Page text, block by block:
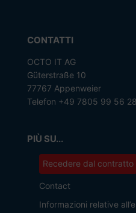
CONTATTI
OCTO IT AG
Güterstraße 10
77767 Appenweier
Telefon +49 7805 99 56
PIÙ SU...
Recedere dal contratto
Contact
Informazioni relative